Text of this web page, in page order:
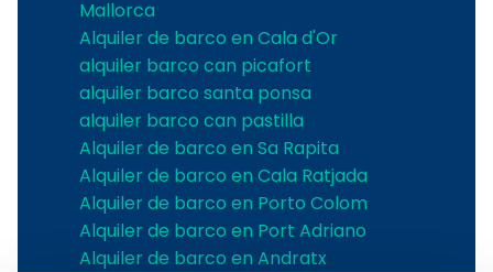
Mallorca
Alquiler de barco en Cala d'Or
alquiler barco can picafort
alquiler barco santa ponsa
alquiler barco can pastilla
Alquiler de barco en Sa Rapita
Alquiler de barco en Cala Ratjada
Alquiler de barco en Porto Colom
Alquiler de barco en Port Adriano
Alquiler de barco en Andratx